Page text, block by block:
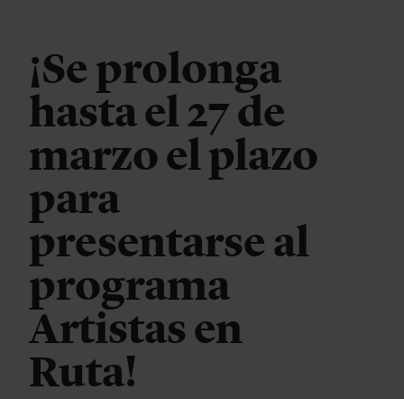
¡Se prolonga
hasta el 27 de
marzo el plazo
para
presentarse al
programa
Artistas en
Ruta!